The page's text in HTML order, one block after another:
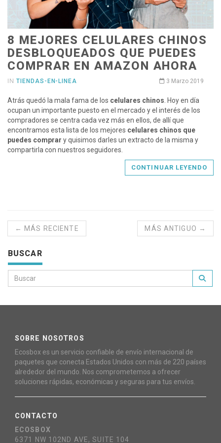
8 MEJORES CELULARES CHINOS
DESBLOQUEADOS QUE PUEDES
COMPRAR EN AMAZON AHORA
IN TIENDAS-EN-LINEA 3 Marzo 2019
Atrás quedó la mala fama de los celulares chinos . Hoy en día
ocupan un importante puesto en el mercado y el interés de los
compradores se centra cada vez más en ellos, de allí que
encontramos esta lista de los mejores celulares chinos que
puedes comprar y quisimos darles un extracto de la misma y
compartirla con nuestros seguidores.
CONTINUAR LEYENDO
← MÁS RECIENTE MÁS ANTIGUO →
BUSCAR
SOBRE NOSOTROS
Ecosbox es un servicio confiable de envío internacional de
paquetes que conecta Estados Unidos con más de 220 países
alrededor del mundo. Nos comprometemos a ofrecer
soluciones rápidas, económicas y seguras para tus envíos.
CONTACTO
ECOSBOX
6371 NW 102ND AVE, SUITE 104